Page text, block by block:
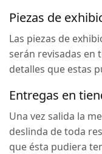
Piezas de
Las piezas de
serán revisadas en
detalles que estas
Entregas en
Una vez salida la
deslinda de toda
que ésta pudiera